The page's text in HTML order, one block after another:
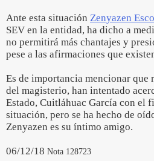
Ante esta situación Zenyazen
SEV en la entidad, ha dicho a
no permitirá más chantajes y
pese a las afirmaciones que
Es de importancia mencionar que
del magisterio, han intentado
Estado, Cuitláhuac García con el
situación, pero se ha hecho de
Zenyazen es su íntimo amigo.
06/12/18 Nota 128723